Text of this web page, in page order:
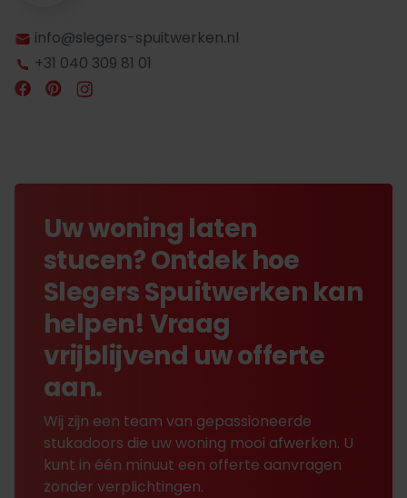
info@slegers-spuitwerken.nl
+31 040 309 81 01
Uw woning laten
stucen? Ontdek hoe
Slegers Spuitwerken kan
helpen! Vraag
vrijblijvend uw offerte
aan.
Wij zijn een team van gepassioneerde
stukadoors die uw woning mooi afwerken. U
kunt in één minuut een offerte aanvragen
zonder verplichtingen.